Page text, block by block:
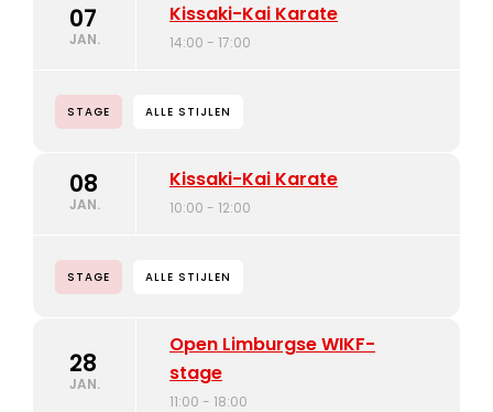
07
JAN.
Kissaki-Kai Karate
14:00 - 17:00
STAGE ALLE STIJLEN
08
JAN.
Kissaki-Kai Karate
10:00 - 12:00
STAGE ALLE STIJLEN
28
JAN.
Open Limburgse WIKF-
stage
11:00 - 18:00